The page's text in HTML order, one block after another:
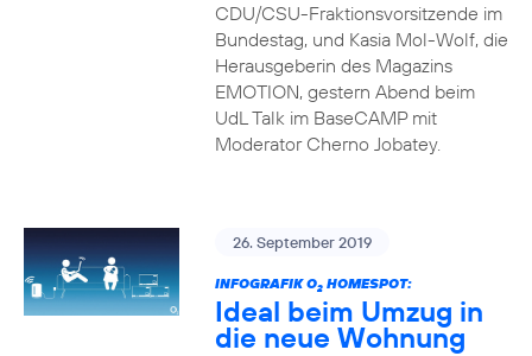
CDU/CSU-Fraktionsvorsitzende im
Bundestag, und Kasia Mol-Wolf, die
Herausgeberin des Magazins
EMOTION, gestern Abend beim
UdL Talk im BaseCAMP mit
Moderator Cherno Jobatey.
26. September 2019
INFOGRAFIK O2HOMESPOT:
Ideal beim Umzug in
die neue Wohnung